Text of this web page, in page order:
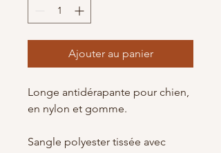
Ajouter au panier
Longe antidérapante pour chien,
en nylon et gomme.
Sangle polyester tissée avec